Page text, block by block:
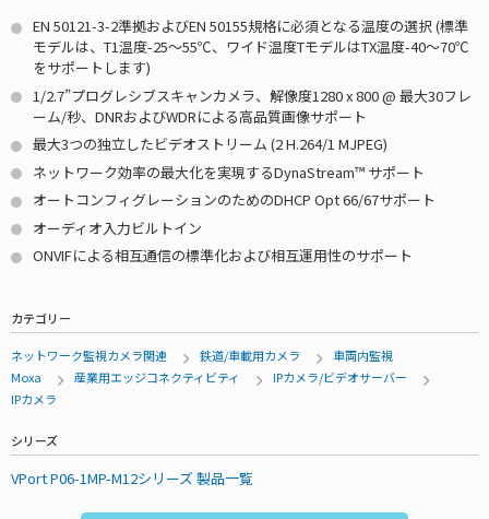
EN 50121-3-2準拠およびEN 50155規格に必須となる温度の選択 (標準
モデルは、T1温度-25～55℃、ワイド温度TモデルはTX温度-40～70℃
をサポートします)
1/2.7”プログレシブスキャンカメラ、解像度1280 x 800 @ 最大30フレ
ーム/秒、DNRおよびWDRによる高品質画像サポート
最大3つの独立したビデオストリーム (2 H.264/1 MJPEG)
ネットワーク効率の最大化を実現するDynaStream™ サポート
オートコンフィグレーションのためのDHCP Opt 66/67サポート
オーディオ入力ビルトイン
ONVIFによる相互通信の標準化および相互運用性のサポート
カテゴリー
ネットワーク監視カメラ関連 鉄道/車載用カメラ
車両内監視
Moxa
産業用エッジコネクティビティ
IPカメラ/ビデオサーバー
IPカメラ
シリーズ
VPort P06-1MP-M12シリーズ 製品一覧